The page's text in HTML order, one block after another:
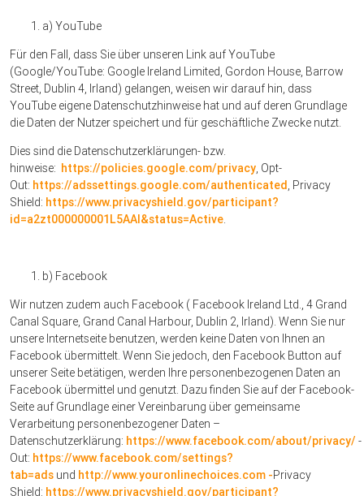
a) YouTube
Für den Fall, dass Sie über unseren Link auf YouTube
(Google/YouTube: Google Ireland Limited, Gordon House, Barrow
Street, Dublin 4, Irland) gelangen, weisen wir darauf hin, dass
YouTube eigene Datenschutzhinweise hat und auf deren Grundlage
die Daten der Nutzer speichert und für geschäftliche Zwecke nutzt.
Dies sind die Datenschutzerklärungen- bzw.
hinweise: https://policies.google.com/privacy, Opt-
Out: https://adssettings.google.com/authenticated , Privacy
Shield: https://www.privacyshield.gov/participant?
id=a2zt000000001L5AAI&status=Active.
b) Facebook
Wir nutzen zudem auch Facebook ( Facebook Ireland Ltd., 4 Grand
Canal Square, Grand Canal Harbour, Dublin 2, Irland). Wenn Sie nur
unsere Internetseite benutzen, werden keine Daten von Ihnen an
Facebook übermittelt. Wenn Sie jedoch, den Facebook Button auf
unserer Seite betätigen, werden Ihre personenbezogenen Daten an
Facebook übermittel und genutzt. Dazu finden Sie auf der Facebook-
Seite auf Grundlage einer Vereinbarung über gemeinsame
Verarbeitung personenbezogener Daten –
Datenschutzerklärung: https://www.facebook.com/about/privacy/ -
Out: https://www.facebook.com/settings?
tab=ads und http://www.youronlinechoices.com -Privacy
Shield: https://www.privacyshield.gov/participant?